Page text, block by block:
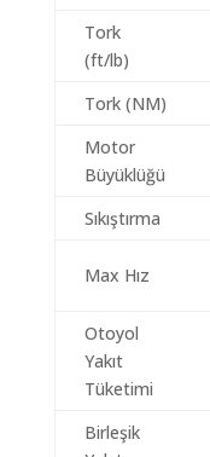
Tork
(ft/lb)
Tork (NM)
Motor
Büyüklüğü
Sıkıştırma
Max Hız
Otoyol
Yakıt
Tüketimi
Birleşik